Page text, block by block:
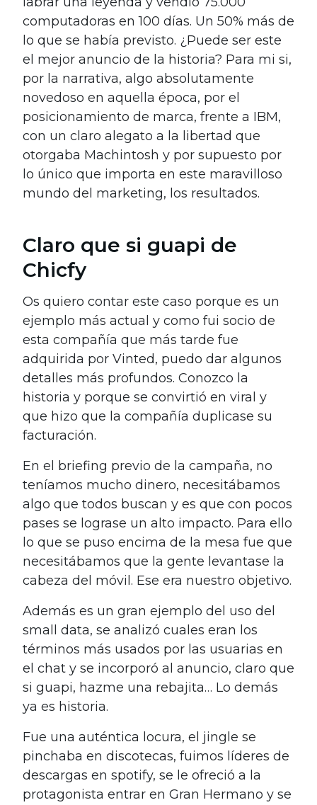
computadoras en 100 días. Un 50% más de
lo que se había previsto. ¿Puede ser este
el mejor anuncio de la historia? Para mi si,
por la narrativa, algo absolutamente
novedoso en aquella época, por el
posicionamiento de marca, frente a IBM,
con un claro alegato a la libertad que
otorgaba Machintosh y por supuesto por
lo único que importa en este maravilloso
mundo del marketing, los resultados.
Claro que si guapi de
Chicfy
Os quiero contar este caso porque es un
ejemplo más actual y como fui socio de
esta compañía que más tarde fue
adquirida por Vinted, puedo dar algunos
detalles más profundos. Conozco la
historia y porque se convirtió en viral y
que hizo que la compañía duplicase su
facturación.
En el briefing previo de la campaña, no
teníamos mucho dinero, necesitábamos
algo que todos buscan y es que con pocos
pases se lograse un alto impacto. Para ello
lo que se puso encima de la mesa fue que
necesitábamos que la gente levantase la
cabeza del móvil. Ese era nuestro objetivo.
Además es un gran ejemplo del uso del
small data, se analizó cuales eran los
términos más usados por las usuarias en
el chat y se incorporó al anuncio, claro que
si guapi, hazme una rebajita… Lo demás
ya es historia.
Fue una auténtica locura, el jingle se
pinchaba en discotecas, fuimos líderes de
descargas en spotify, se le ofreció a la
protagonista entrar en Gran Hermano y se